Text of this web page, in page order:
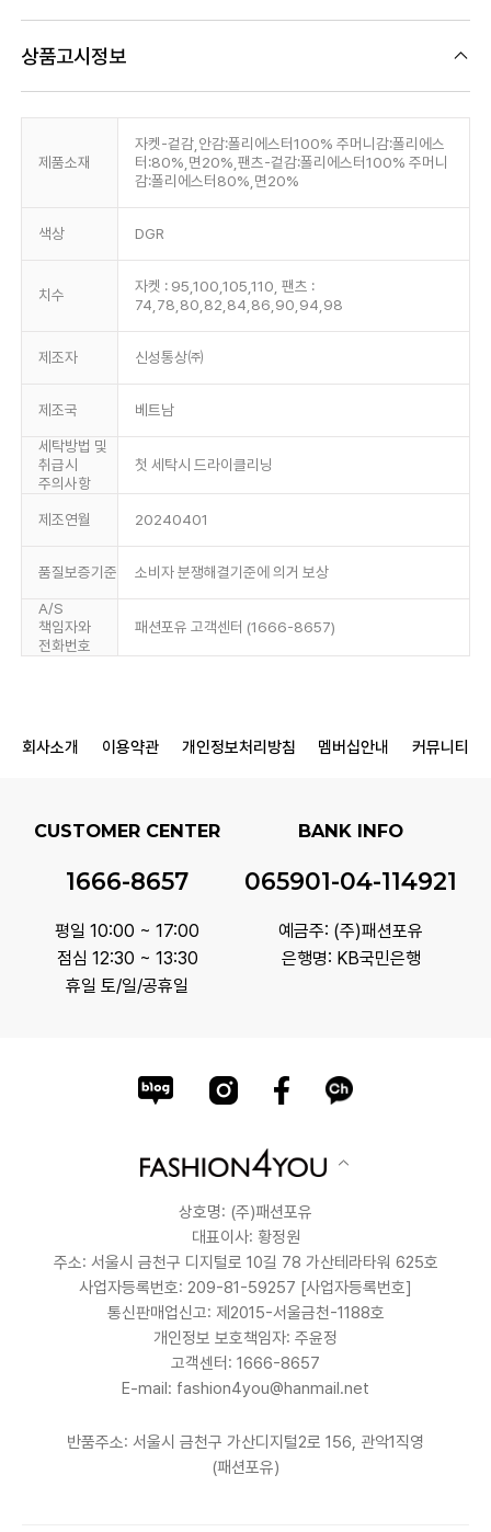
상품고시정보
제품소재
자켓-겉감,안감:폴리에스터100% 주머니감:폴리에스
터:80%,면20%,팬츠-겉감:폴리에스터100% 주머니
감:폴리에스터80%,면20%
색상 DGR
치수
자켓 : 95,100,105,110, 팬츠 :
74,78,80,82,84,86,90,94,98
제조자 신성통상㈜
제조국 베트남
세탁방법 및
취급시
주의사항
첫 세탁시 드라이클리닝
제조연월 20240401
품질보증기준 소비자 분쟁해결기준에 의거 보상
A/S
책임자와
전화번호
패션포유 고객센터 (1666-8657)
회사소개 이용약관 개인정보처리방침 멤버십안내 커뮤니티
CUSTOMER CENTER
1666-8657
평일 10:00 ~ 17:00
점심 12:30 ~ 13:30
휴일 토/일/공휴일
BANK INFO
065901-04-114921
예금주: (주)패션포유
은행명: KB국민은행
상호명: (주)패션포유
대표이사: 황정원
주소: 서울시 금천구 디지털로 10길 78 가산테라타워 625호
사업자등록번호: 209-81-59257 [사업자등록번호]
통신판매업신고: 제2015-서울금천-1188호
개인정보 보호책임자: 주윤정
고객센터: 1666-8657
E-mail: fashion4you@hanmail.net
반품주소: 서울시 금천구 가산디지털2로 156, 관악1직영
(패션포유)